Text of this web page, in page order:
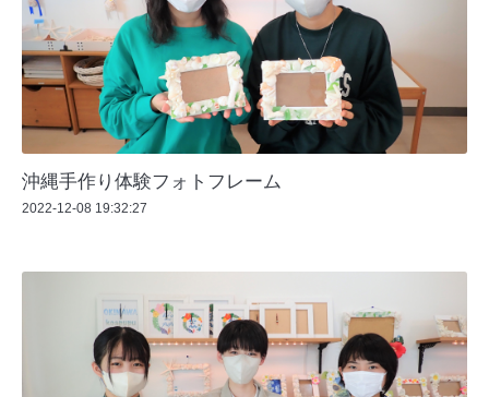
沖縄手作り体験フォトフレーム
2022-12-08 19:32:27